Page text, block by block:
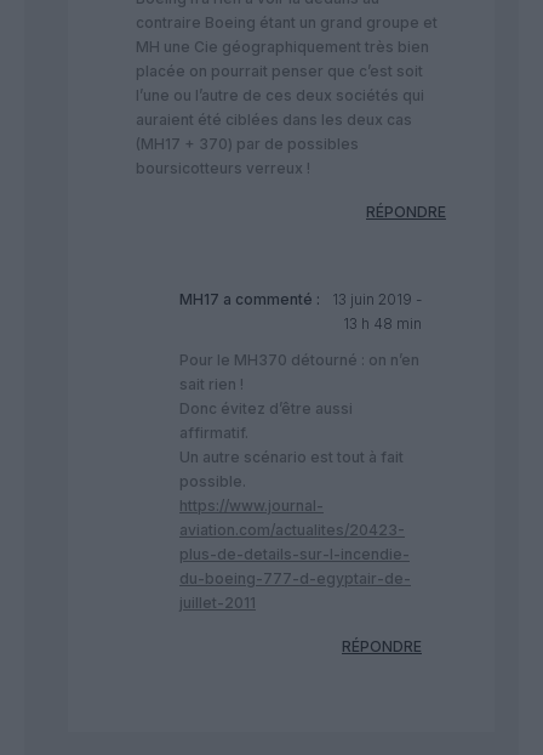
contraire Boeing étant un grand groupe et
MH une Cie géographiquement très bien
placée on pourrait penser que c’est soit
l’une ou l’autre de ces deux sociétés qui
auraient été ciblées dans les deux cas
(MH17 + 370) par de possibles
boursicotteurs verreux !
RÉPONDRE
MH17 a commenté :
13 juin 2019 -
13 h 48 min
Pour le MH370 détourné : on n’en
sait rien !
Donc évitez d’être aussi
affirmatif.
Un autre scénario est tout à fait
possible.
https://www.journal-
aviation.com/actualites/20423-
plus-de-details-sur-l-incendie-
du-boeing-777-d-egyptair-de-
juillet-2011
RÉPONDRE